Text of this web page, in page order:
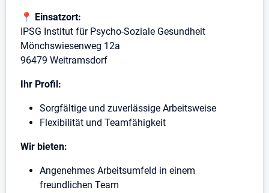
📍 Einsatzort:
IPSG Institut für Psycho-Soziale Gesundheit
Mönchswiesenweg 12a
96479 Weitramsdorf
Ihr Profil:
Sorgfältige und zuverlässige Arbeitsweise
Flexibilität und Teamfähigkeit
Wir bieten:
Angenehmes Arbeitsumfeld in einem
freundlichen Team